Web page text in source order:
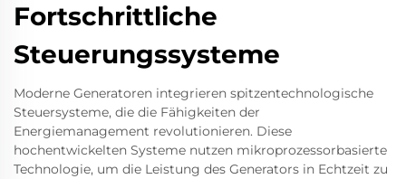
Fortschrittliche
Steuerungssysteme
Moderne Generatoren integrieren spitzentechnologische
Steuersysteme, die die Fähigkeiten der
Energiemanagement revolutionieren. Diese
hochentwickelten Systeme nutzen mikroprozessorbasierte
Technologie, um die Leistung des Generators in Echtzeit zu